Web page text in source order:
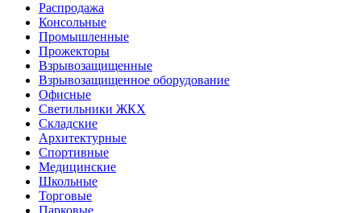
Распродажа
Консольные
Промышленные
Прожекторы
Взрывозащищенные
Взрывозащищенное оборудование
Офисные
Cветильники ЖКХ
Складские
Архитектурные
Спортивные
Медицинские
Школьные
Торговые